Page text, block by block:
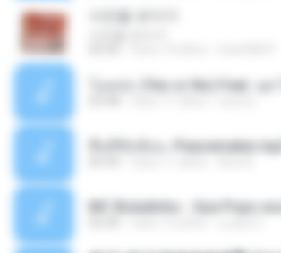
사진을 보다가
พื้นที่ซับซ้อน -Peacemaker.mp3